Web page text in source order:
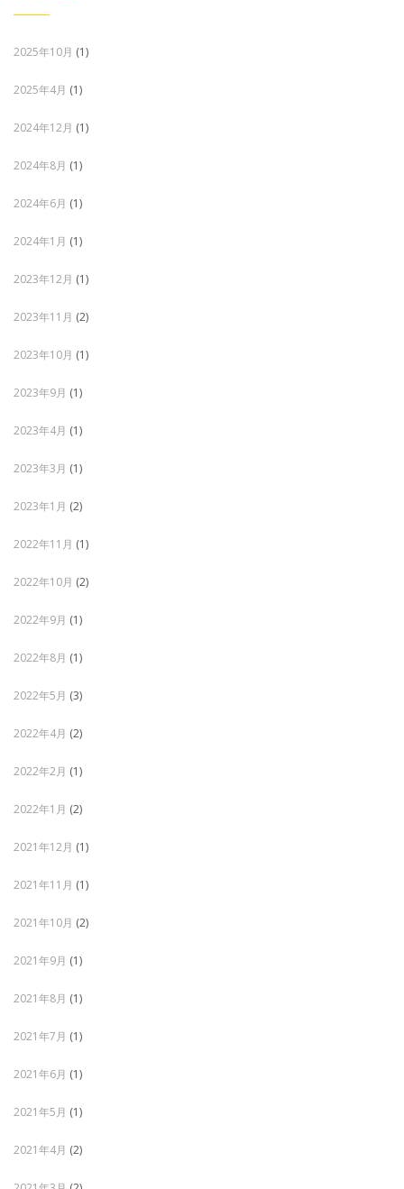
2025年10月 (1)
2025年4月 (1)
2024年12月 (1)
2024年8月 (1)
2024年6月 (1)
2024年1月 (1)
2023年12月 (1)
2023年11月 (2)
2023年10月 (1)
2023年9月 (1)
2023年4月 (1)
2023年3月 (1)
2023年1月 (2)
2022年11月 (1)
2022年10月 (2)
2022年9月 (1)
2022年8月 (1)
2022年5月 (3)
2022年4月 (2)
2022年2月 (1)
2022年1月 (2)
2021年12月 (1)
2021年11月 (1)
2021年10月 (2)
2021年9月 (1)
2021年8月 (1)
2021年7月 (1)
2021年6月 (1)
2021年5月 (1)
2021年4月 (2)